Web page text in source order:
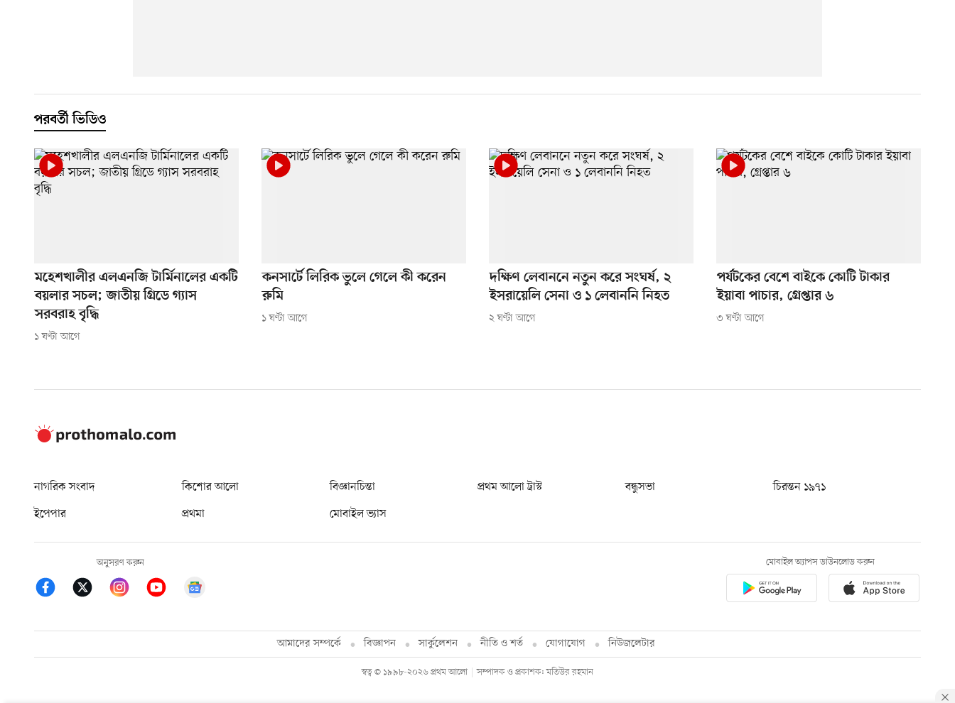
পরবর্তী ভিডিও
মহেশখালীর এলএনজি টার্মিনালের একটি
বয়লার সচল; জাতীয় গ্রিডে গ্যাস
সরবরাহ বৃদ্ধি
১ ঘণ্টা আগে
কনসার্টে লিরিক ভুলে গেলে কী করেন
রুমি
১ ঘণ্টা আগে
দক্ষিণ লেবাননে নতুন করে সংঘর্ষ, ২
ইসরায়েলি সেনা ও ১ লেবাননি নিহত
২ ঘণ্টা আগে
পর্যটকের বেশে বাইকে কোটি টাকার
ইয়াবা পাচার, গ্রেপ্তার ৬
৩ ঘণ্টা আগে
নাগরিক সংবাদ কিশোর আলো বিজ্ঞানচিন্তা প্রথম আলো ট্রাস্ট বন্ধুসভা
চিরন্তন ১৯৭১
ইপেপার
প্রথমা মোবাইল ভ্যাস
অনুসরণ করুন মোবাইল অ্যাপস ডাউনলোড করুন
আমাদের সম্পর্কে বিজ্ঞাপন সার্কুলেশন নীতি ও শর্ত যোগাযোগ নিউজলেটার
স্বত্ব © ১৯৯৮-২০২৬ প্রথম আলো সম্পাদক ও প্রকাশক: মতিউর রহমান